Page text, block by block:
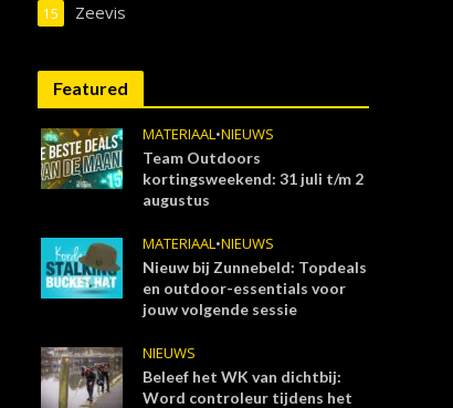
Zeevis
15
Featured
MATERIAAL•NIEUWS
Team Outdoors
kortingsweekend: 31 juli t/m 2
augustus
MATERIAAL•NIEUWS
Nieuw bij Zunnebeld: Topdeals
en outdoor-essentials voor
jouw volgende sessie
NIEUWS
Beleef het WK van dichtbij:
Word controleur tijdens het